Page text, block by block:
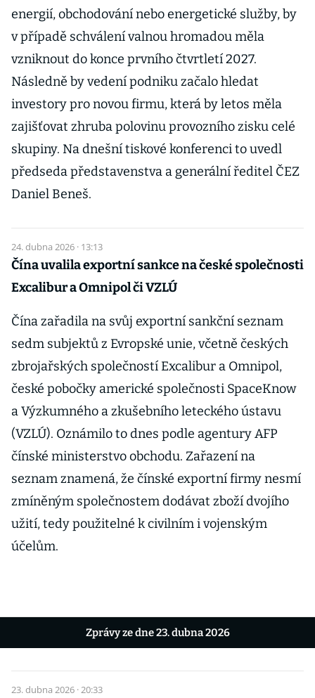
energií, obchodování nebo energetické služby, by
v případě schválení valnou hromadou měla
vzniknout do konce prvního čtvrtletí 2027.
Následně by vedení podniku začalo hledat
investory pro novou firmu, která by letos měla
zajišťovat zhruba polovinu provozního zisku celé
skupiny. Na dnešní tiskové konferenci to uvedl
předseda představenstva a generální ředitel ČEZ
Daniel Beneš.
24. dubna 2026 · 13:13
Čína uvalila exportní sankce na české společnosti
Excalibur a Omnipol či VZLÚ
Čína zařadila na svůj exportní sankční seznam
sedm subjektů z Evropské unie, včetně českých
zbrojařských společností Excalibur a Omnipol,
české pobočky americké společnosti SpaceKnow
a Výzkumného a zkušebního leteckého ústavu
(VZLÚ). Oznámilo to dnes podle agentury AFP
čínské ministerstvo obchodu. Zařazení na
seznam znamená, že čínské exportní firmy nesmí
zmíněným společnostem dodávat zboží dvojího
užití, tedy použitelné k civilním i vojenským
účelům.
Zprávy ze dne 23. dubna 2026
23. dubna 2026 · 20:33